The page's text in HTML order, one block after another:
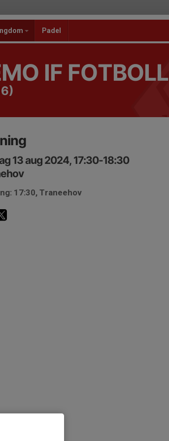
Padel
IF FOTBOLL
13 aug 2024, 17:30-18:30
17:30, Traneehov